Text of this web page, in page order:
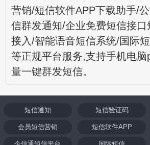
营销/短信软件APP下载助手/
信群发通知/企业免费短信接口
接入/智能语音短信系统/国际
等正规平台服务,支持手机电脑
量一键群发短信。
短信通知 短信验证码
会员短信营销 短信软件APP